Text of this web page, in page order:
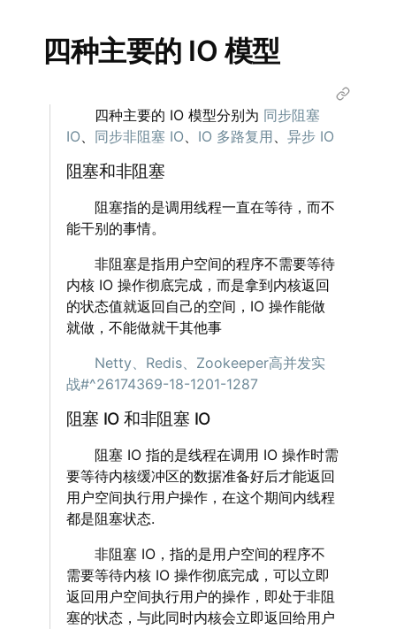
四种主要的 IO 模型
‌‌‌‌ 四种主要的 IO 模型分别为 同步阻塞
IO、 同步非阻塞 IO、 IO 多路复用 、 异步 IO
阻塞和非阻塞
‌‌‌‌ 阻塞指的是调用线程一直在等待，而不
能干别的事情。
‌‌‌‌ 非阻塞是指用户空间的程序不需要等待
内核 IO 操作彻底完成，而是拿到内核返回
的状态值就返回自己的空间，IO 操作能做
就做，不能做就干其他事
Netty、Redis、Zookeeper高并发实
战#^26174369-18-1201-1287
阻塞 IO 和非阻塞 IO
‌‌‌‌ 阻塞 IO 指的是线程在调用 IO 操作时需
要等待内核缓冲区的数据准备好后才能返回
用户空间执行用户操作，在这个期间内线程
都是阻塞状态.
‌‌‌‌ 非阻塞 IO，指的是用户空间的程序不
需要等待内核 IO 操作彻底完成，可以立即
返回用户空间执行用户的操作，即处于非阻
塞的状态，与此同时内核会立即返回给用户